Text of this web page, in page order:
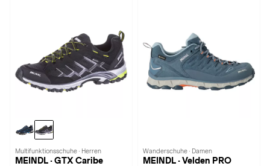
Multifunktionsschuhe · Herren
MEINDL · GTX Caribe
Wanderschuhe · Damen
MEINDL · Velden PRO